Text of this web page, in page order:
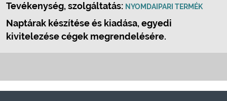
Tevékenység, szolgáltatás: NYOMDAIPARI TERMÉK
Naptárak készítése és kiadása, egyedi
kivitelezése cégek megrendelésére.